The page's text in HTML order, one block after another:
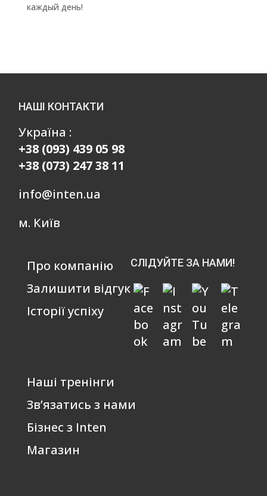
каждый день!
НАШІ КОНТАКТИ
Україна :
+38 (093) 439 05 98
+38 (073) 247 38 11
info@inten.ua
м. Київ
Про компанію
Залишити відгук
Історії успіху
СЛІДУЙТЕ ЗА НАМИ!
Наші тренінги
Зв’язатись з нами
Бізнес з Inten
Магазин